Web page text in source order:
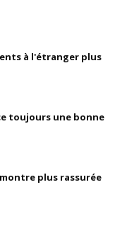
à l'étranger plus
toujours une bonne
plus rassurée